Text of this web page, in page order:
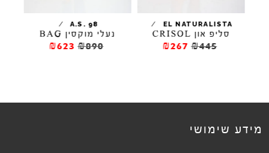
EL NATURALISTA
/
סליפ און CRISOL
₪445
₪267
A.S. 98
/
נעלי מוקסין BAG
₪890
₪623
מידע שימושי